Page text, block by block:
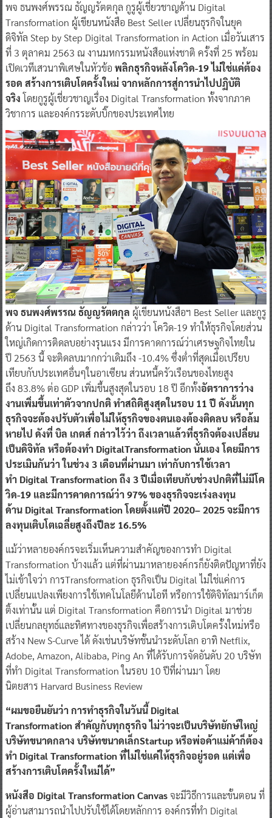
พจ ธนพงศ์พรรณ ธัญญรัตตกุล กูรูผู้เชี่ยวชาญด้าน Digital
Transformation ผู้เขียนหนังสือ Best Seller เปลี่ยนธุรกิจในยุค
ดิจิทัล Step by Step Digital Transformation in Action เมื่อวันเสาร
ที่ 3 ตุลาคม 2563 ณ งานมหกรรมหนังสือแห่งชาติ ครั้งที่ 25 พร้อม
เปิดเวทีเสวนาพิเศษในหัวข้อ พลิกธุรกิจหลังโควิด-19 ไม่ใช่แค่ต้อง
รอด สร้างการเติบโตครั้งใหม่ จากหลักการสู่การนำไปปฏิบัติ
จริง โดยกูรูผู้เชี่ยวชาญเรื่อง Digital Transformation ทั้งจากภาค
วิชาการ และองค์กรระดับบิ๊กของประเทศไทย
พจ ธนพงศ์พรรณ ธัญญรัตตกุล ผู้เขียนหนังสือฯ Best Seller และกูรู
ด้าน Digital Transformation กล่าวว่า โควิด-19 ทำให้ธุรกิจโดยส่วน
ใหญ่เกิดการติดลบอย่างรุนแรง มีการคาดการณ์ว่าเศรษฐกิจไทยใน
ปี 2563 นี้ จะติดลบมากกว่าเดิมถึง -10.4% ซึ่งต่ำที่สุดเมื่อเปรียบ
เทียบกับประเทศอื่นๆในอาเซียน ส่วนหนี้ครัวเรือนของไทยสูง
ถึง 83.8% ต่อ GDP เพิ่มขึ้นสูงสุดในรอบ 18 ปี อีกทั้งอัตราการว่าง
งานเพิ่มขึ้นเท่าตัวจากปกติ ทำสถิติสูงสุดในรอบ 11 ปี ดังนั้นทุก
ธุรกิจจะต้องปรับตัวเพื่อไม่ให้ธุรกิจของตนเองต้องติดลบหรือล้ม
หายไป ดังที่ บิล เกตส์ กล่าวไว้ว่า ถึงเวลาแล้วที่ธุรกิจต้องเปลี่ยน
เป็นดิจิทัล หรือต้องทำ DigitalTransformationนั่นเอง โดยมีการ
ประเมินกันว่า ในช่วง 3 เดือนที่ผ่านมา เท่ากับการใช้เวลา
ทำ Digital Transformationถึง 3ปีเมื่อเทียบกับช่วงปกติที่ไม่มีโค
วิด-19และมีการคาดการณ์ว่า97%ของธุรกิจจะเร่งลงทุน
ด้าน Digital Transformationโดยตั้งแต่ปี 2020– 2025จะมีการ
ลงทุนเติบโตเฉลี่ยสูงถึงปีละ 16.5%
​แม้ว่าหลายองค์กรจะเริ่มเห็นความสำคัญของการทำ Digital
Transformation บ้างแล้ว แต่ที่ผ่านมาหลายองค์กรก็ยังติดปัญหาที่ยัง
ไม่เข้าใจว่า การTransformation ธุรกิจเป็น Digital ไม่ใช่แค่การ
เปลี่ยนแปลงเพียงการใช้เทคโนโลยีด้านไอที หรือการใช้ดิจิทัลมาร์เก็ต
ติ้งเท่านั้น แต่ Digital Transformation คือการนำ Digital มาช่วย
เปลี่ยนกลยุทธ์และทิศทางของธุรกิจเพื่อสร้างการเติบโตครั้งใหม่หรือ
สร้าง New S-Curve ได้ ดังเช่นบริษัทชั้นนำระดับโลก อาทิ Netflix,
Adobe, Amazon, Alibaba, Ping An ที่ได้รับการจัดอันดับ 20 บริษัท
ที่ทำ Digital Transformation ในรอบ 10 ปีที่ผ่านมา โดย
นิตยสาร Harvard Business Review
“ผมขอยืนยันว่าการทำธุรกิจในวันนี้ Digital
Transformationสำคัญกับทุกธุรกิจ ไม่ว่าจะเป็นบริษัทยักษ์ใหญ่
บริษัทขนาดกลาง บริษัทขนาดเล็กStartupหรือพ่อค้าแม่ค้าก็ต้อง
ทำ Digital Transformationที่ไม่ใช่แค่ให้ธุรกิจอยู่รอด แต่เพื่อ
สร้างการเติบโตครั้งใหม่ได้”
หนังสือ Digital Transformation Canvasจะมีวิธีการและขั้นตอน ที่
ผู้อ่านสามารถนำไปปรับใช้ได้โดยหลักการ องค์กรที่ทำ Digital